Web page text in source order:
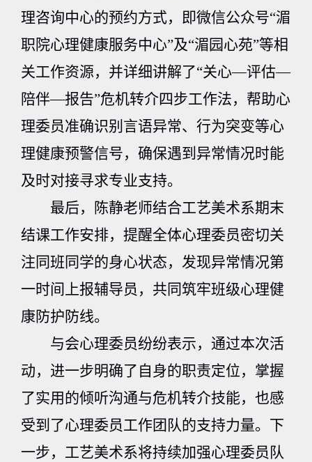
理咨询中心的预约方式，即微信公众号“湄
职院心理健康服务中心”及“湄园心苑”等相
关工作资源，并详细讲解了“关心—评估—
陪伴—报告”危机转介四步工作法，帮助心
理委员准确识别言语异常、行为突变等心
理健康预警信号，确保遇到异常情况时能
及时对接寻求专业支持。
最后，陈静老师结合工艺美术系期末
结课工作安排，提醒全体心理委员密切关
注同班同学的身心状态，发现异常情况第
一时间上报辅导员，共同筑牢班级心理健
康防护防线。
与会心理委员纷纷表示，通过本次活
动，进一步明确了自身的职责定位，掌握
了实用的倾听沟通与危机转介技能，也感
受到了心理委员工作团队的支持力量。下
一步，工艺美术系将持续加强心理委员队